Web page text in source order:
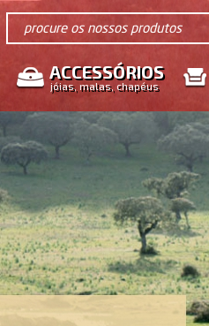
procure os nossos produtos
ACCESSÓRIOS
jóias, malas, chapéus